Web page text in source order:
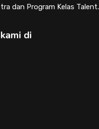
dan Program Kelas Talent.
di